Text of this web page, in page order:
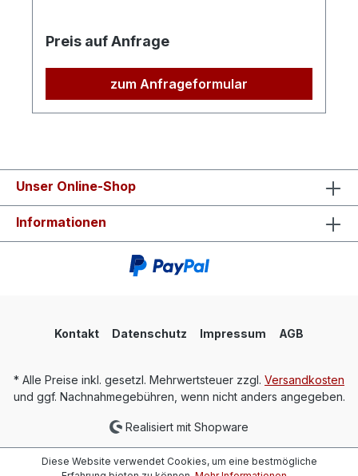
Preis auf Anfrage
zum Anfrageformular
Unser Online-Shop
Informationen
Kontakt Datenschutz Impressum AGB
* Alle Preise inkl. gesetzl. Mehrwertsteuer zzgl. Versandkosten
und ggf. Nachnahmegebühren, wenn nicht anders angegeben.
Realisiert mit Shopware
Diese Website verwendet Cookies, um eine bestmögliche